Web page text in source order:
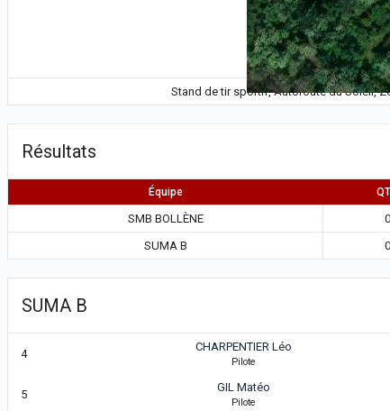
Stand de tir sportif, Autoroute du Soleil,
Résultats
Équipe
SMB BOLLÈNE 0
SUMA B
0
SUMA B
4
CHARPENTIER Léo
Pilote
5
GIL Matéo
Pilote